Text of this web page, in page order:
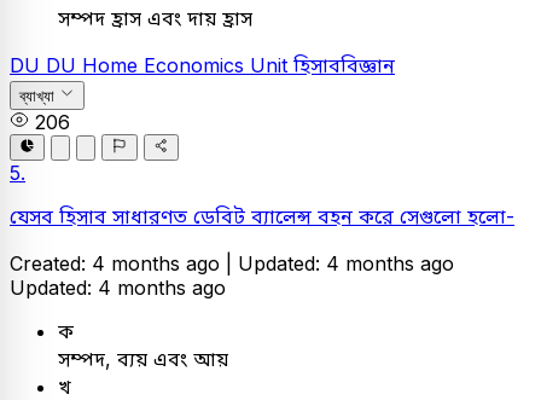
সম্পদ হ্রাস এবং দায় হ্রাস
DU DU Home Economics Unit হিসাববিজ্ঞান
ব্যাখ্যা
206
5.
যেসব হিসাব সাধারণত ডেবিট ব্যালেন্স বহন করে সেগুলো হলো-
Created: 4 months ago | Updated: 4 months ago
Updated: 4 months ago
ক
সম্পদ, ব্যয় এবং আয়
খ